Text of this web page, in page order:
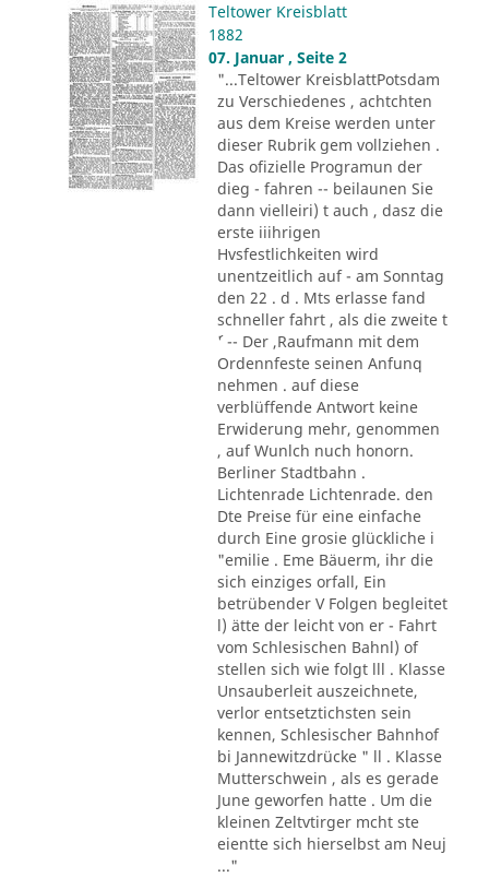
Teltower Kreisblatt
1882
07. Januar , Seite 2
"...Teltower KreisblattPotsdam
zu Verschiedenes , achtchten
aus dem Kreise werden unter
dieser Rubrik gem vollziehen .
Das ofizielle Programun der
dieg - fahren -- beilaunen Sie
dann vielleiri) t auch , dasz die
erste iiihrigen
Hvsfestlichkeiten wird
unentzeitlich auf - am Sonntag
den 22 . d . Mts erlasse fand
schneller fahrt , als die zweite t
´' -- Der ,Raufmann mit dem
Ordennfeste seinen Anfunq
nehmen . auf diese
verblüffende Antwort keine
Erwiderung mehr, genommen
, auf Wunlch nuch honorn.
Berliner Stadtbahn .
Lichtenrade Lichtenrade. den
Dte Preise für eine einfache
durch Eine grosie glückliche i
"emilie . Eme Bäuerm, ihr die
sich einziges orfall, Ein
betrübender V Folgen begleitet
l) ätte der leicht von er - Fahrt
vom Schlesischen Bahnl) of
stellen sich wie folgt lll . Klasse
Unsauberleit auszeichnete,
verlor entsetztichsten sein
kennen, Schlesischer Bahnhof
bi Jannewitzdrücke " ll . Klasse
Mutterschwein , als es gerade
June geworfen hatte . Um die
kleinen Zeltvtirger mcht ste
eientte sich hierselbst am Neuj
..."